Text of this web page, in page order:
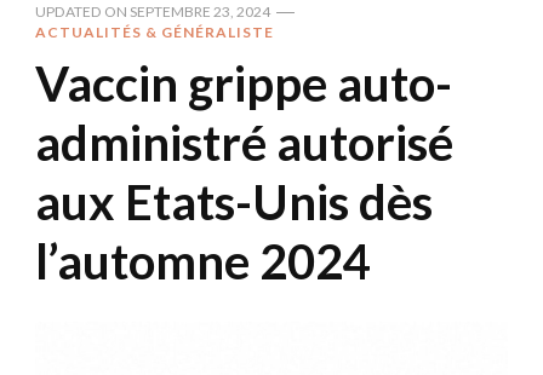
UPDATED ON SEPTEMBRE 23, 2024
ACTUALITÉS & GÉNÉRALISTE
Vaccin grippe auto-
administré autorisé
aux Etats-Unis dès
l’automne 2024